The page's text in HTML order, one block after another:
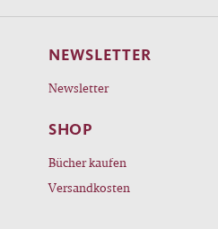
NEWSLETTER
Newsletter
SHOP
Bücher kaufen
Versandkosten